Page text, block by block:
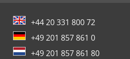
+44 20 331 800 72
+49 201 857 861 0
+49 201 857 861 80